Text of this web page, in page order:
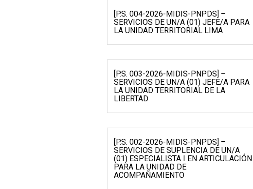
[P.S. 004-2026-MIDIS-PNPDS] –
SERVICIOS DE UN/A (01) JEFE/A PARA
LA UNIDAD TERRITORIAL LIMA
[P.S. 003-2026-MIDIS-PNPDS] –
SERVICIOS DE UN/A (01) JEFE/A PARA
LA UNIDAD TERRITORIAL DE LA
LIBERTAD
[P.S. 002-2026-MIDIS-PNPDS] –
SERVICIOS DE SUPLENCIA DE UN/A
(01) ESPECIALISTA I EN ARTICULACIÓN
PARA LA UNIDAD DE
ACOMPAÑAMIENTO